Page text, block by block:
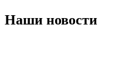
Наши новости